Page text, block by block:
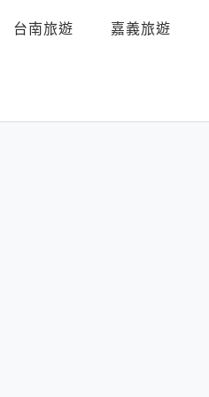
台南旅遊 嘉義旅遊